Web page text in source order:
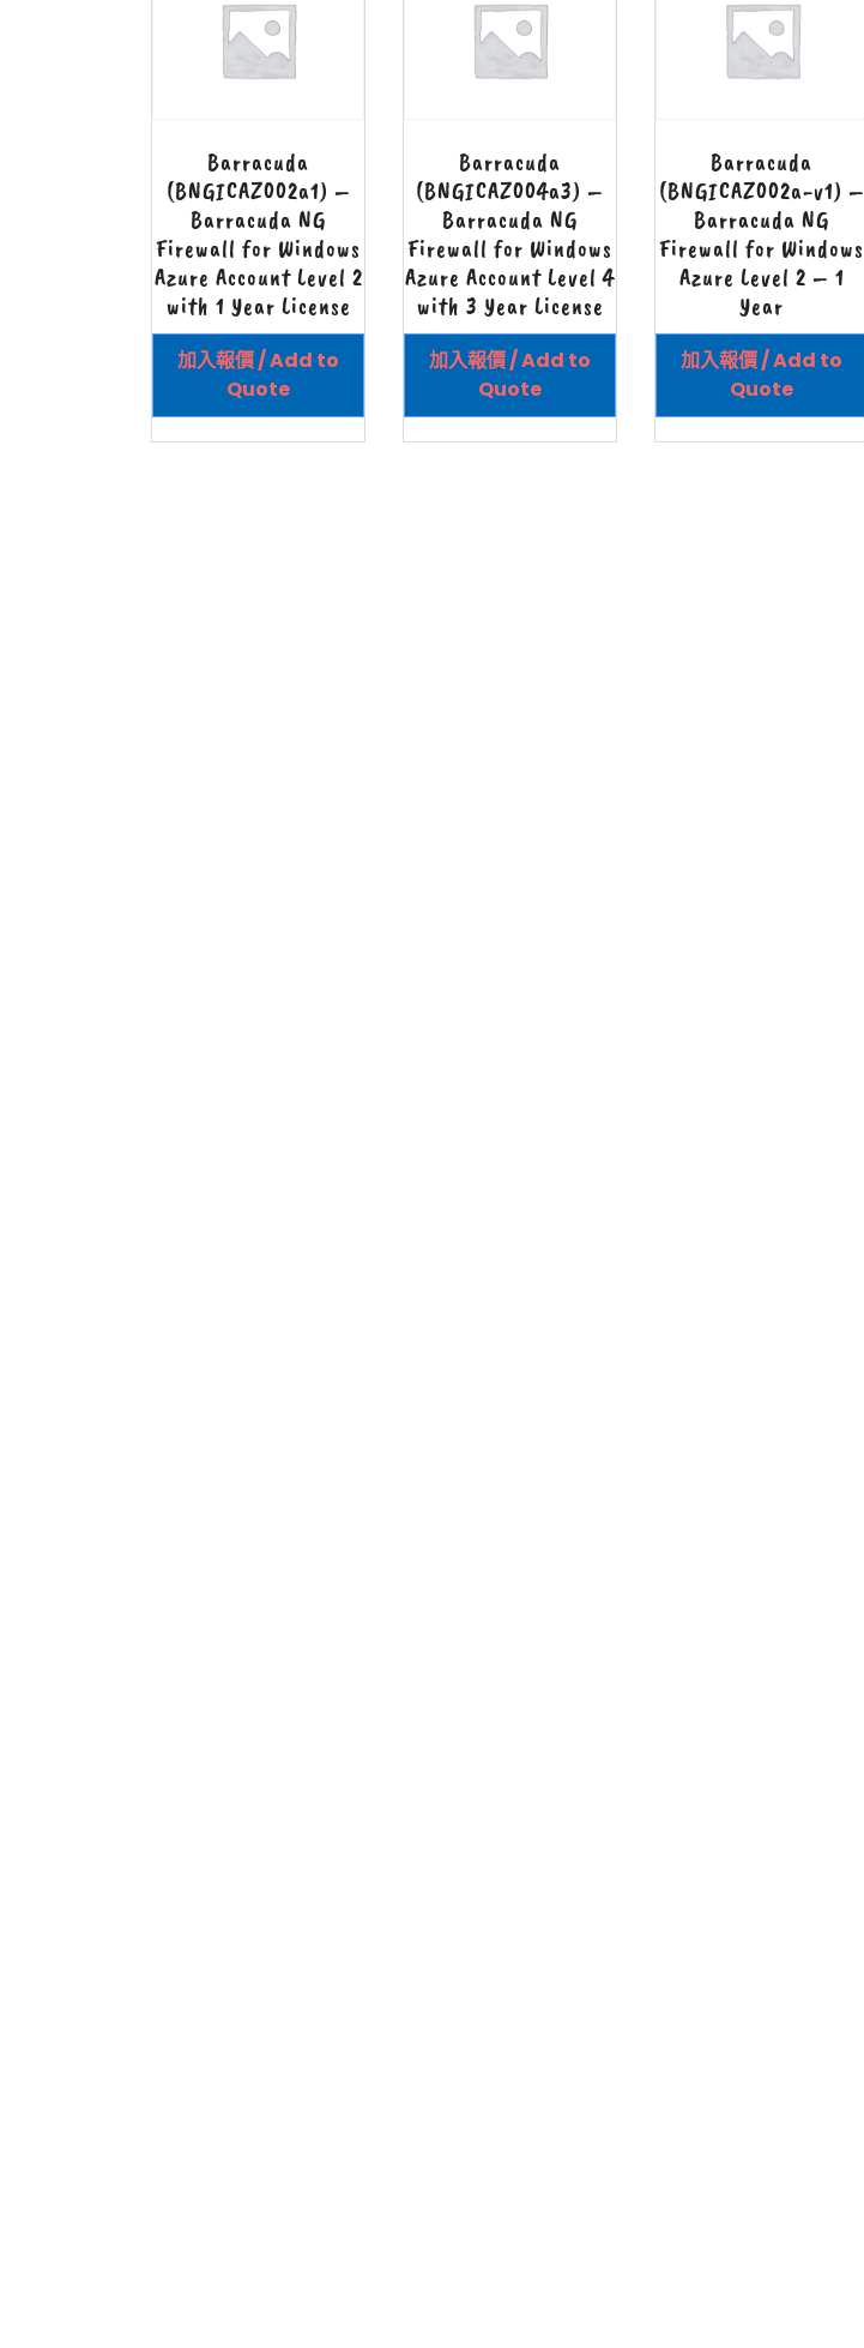
Barracuda
(BNGICAZ002a1) –
Barracuda NG
Firewall for Windows
Azure Account Level 2
with 1 Year License
加入報價 / Add to
Quote
Barracuda
(BNGICAZ004a3) –
Barracuda NG
Firewall for Windows
Azure Account Level 4
with 3 Year License
加入報價 / Add to
Quote
Barracuda
(BNGICAZ002a-v1) –
Barracuda NG
Firewall for Windows
Azure Level 2 – 1
Year
加入報價 / Add to
Quote